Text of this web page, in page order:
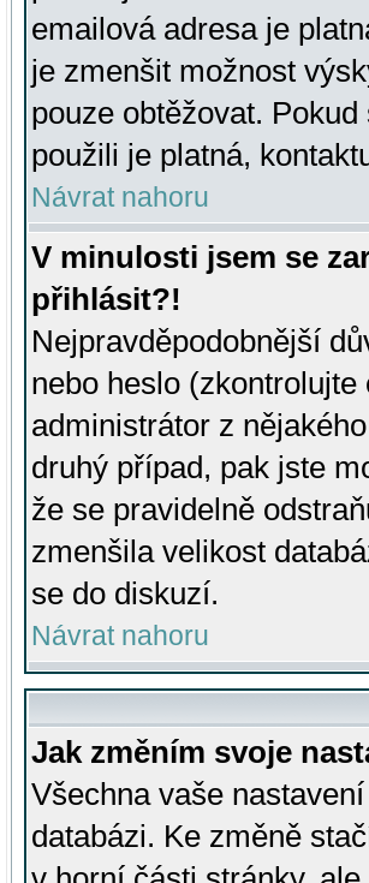
emailová adresa je
je zmenšit možnost
pouze obtěžovat.
použili je platná,
Návrat nahoru
V minulosti jsem se
přihlásit?!
Nejpravděpodobnější
nebo heslo
administrátor z
druhý případ, pak jste
že se pravidelně
zmenšila velikost
se do diskuzí.
Návrat nahoru
Jak změním svoje
Všechna vaše
databázi. Ke změně